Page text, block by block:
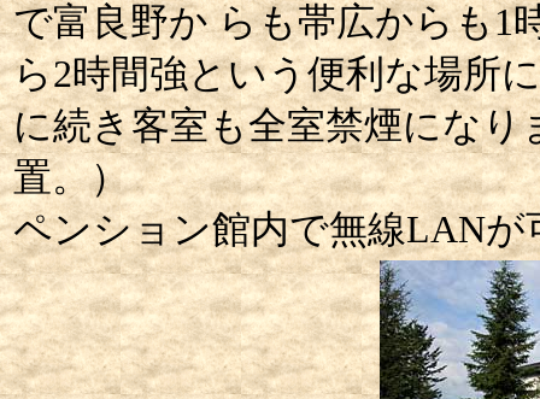
で富良野か らも帯広からも1
ら2時間強という便利な場所
に続き客室も全室禁煙にな
置。）
ペンション館内で無